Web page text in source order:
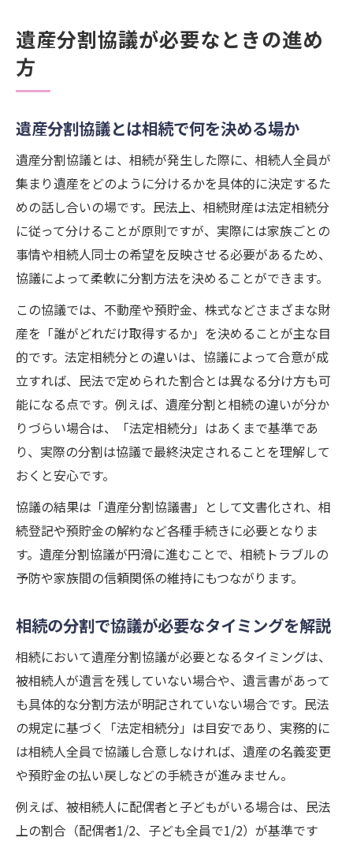
遺産分割協議が必要なときの進め
方
遺産分割協議とは相続で何を決める場か
遺産分割協議とは、相続が発生した際に、相続人全員が
集まり遺産をどのように分けるかを具体的に決定するた
めの話し合いの場です。民法上、相続財産は法定相続分
に従って分けることが原則ですが、実際には家族ごとの
事情や相続人同士の希望を反映させる必要があるため、
協議によって柔軟に分割方法を決めることができます。
この協議では、不動産や預貯金、株式などさまざまな財
産を「誰がどれだけ取得するか」を決めることが主な目
的です。法定相続分との違いは、協議によって合意が成
立すれば、民法で定められた割合とは異なる分け方も可
能になる点です。例えば、遺産分割と相続の違いが分か
りづらい場合は、「法定相続分」はあくまで基準であ
り、実際の分割は協議で最終決定されることを理解して
おくと安心です。
協議の結果は「遺産分割協議書」として文書化され、相
続登記や預貯金の解約など各種手続きに必要となりま
す。遺産分割協議が円滑に進むことで、相続トラブルの
予防や家族間の信頼関係の維持にもつながります。
相続の分割で協議が必要なタイミングを解説
相続において遺産分割協議が必要となるタイミングは、
被相続人が遺言を残していない場合や、遺言書があって
も具体的な分割方法が明記されていない場合です。民法
の規定に基づく「法定相続分」は目安であり、実務的に
は相続人全員で協議し合意しなければ、遺産の名義変更
や預貯金の払い戻しなどの手続きが進みません。
例えば、被相続人に配偶者と子どもがいる場合は、民法
上の割合（配偶者1/2、子ども全員で1/2）が基準です